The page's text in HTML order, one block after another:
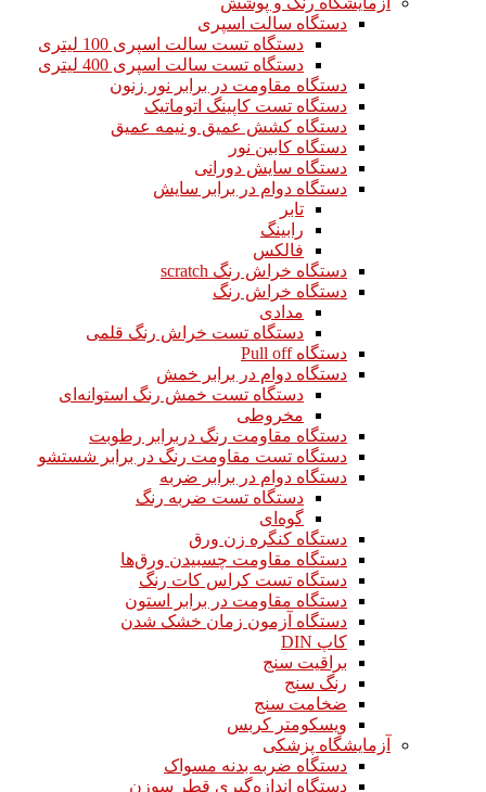
دستگاه سالت اسپری
دستگاه تست سالت اسپری 100 لیتری
دستگاه تست سالت اسپری 400 لیتری
دستگاه مقاومت در برابر نور زنون
دستگاه تست کاپینگ اتوماتیک
دستگاه کشش عمیق و نیمه عمیق
دستگاه کابین نور
دستگاه سایش دورانی
دستگاه دوام در برابر سایش
تابر
رابینگ
فالکس
دستگاه خراش رنگ scratch
دستگاه خراش رنگ
مدادی
دستگاه تست خراش رنگ قلمی
دستگاه Pull off
دستگاه دوام در برابر خمش
دستگاه تست خمش رنگ استوانه‌ای
مخروطی
دستگاه مقاومت رنگ دربرابر رطوبت
دستگاه تست مقاومت رنگ در برابر شستشو
دستگاه دوام در برابر ضربه
دستگاه تست ضربه رنگ
گوه‌ای
دستگاه کنگره زن ورق
دستگاه مقاومت چسبیدن ورق‌ها
دستگاه تست کراس کات رنگ
دستگاه مقاومت در برابر استون
دستگاه آزمون زمان خشک شدن
کاپ DIN
براقیت سنج
رنگ سنج
ضخامت سنج
ویسکومتر کربس
آزمایشگاه پزشکی
دستگاه ضربه بدنه مسواک
دستگاه اندازه‌گیری قطر سوزن